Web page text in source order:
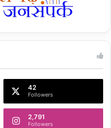
42
Followers
2,791
Followers